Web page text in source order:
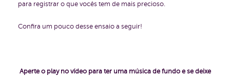
para registrar o que vocês tem de mais precioso.
Confira um pouco desse ensaio a seguir!
Aperte o play no vídeo para ter uma música de fundo e se deixe